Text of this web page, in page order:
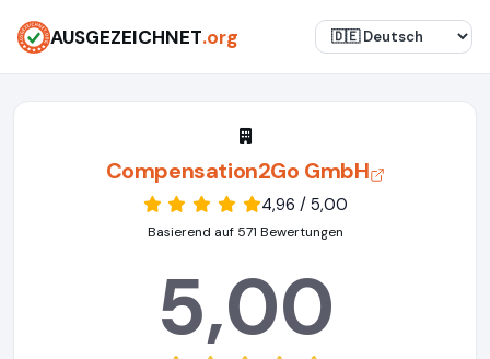
AUSGEZEICHNET.org
Compensation2Go GmbH
4,96 / 5,00
Basierend auf 571 Bewertungen
5,00